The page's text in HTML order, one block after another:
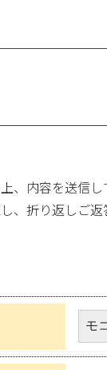
、内容を送信し
、折り返しご返